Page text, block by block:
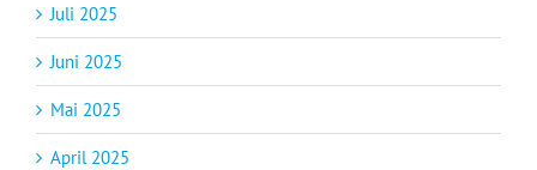
Juli 2025
Juni 2025
Mai 2025
April 2025